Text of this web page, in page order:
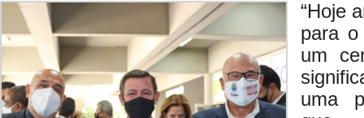
“Hoje
para
um
uma